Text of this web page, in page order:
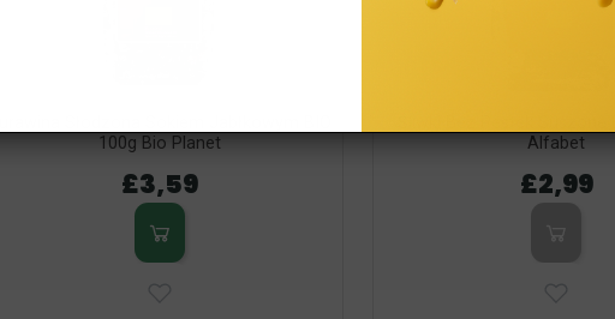
100g Bio Planet
£3,59
Alfabet
£2,99